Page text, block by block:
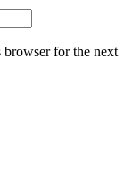
browser for the next